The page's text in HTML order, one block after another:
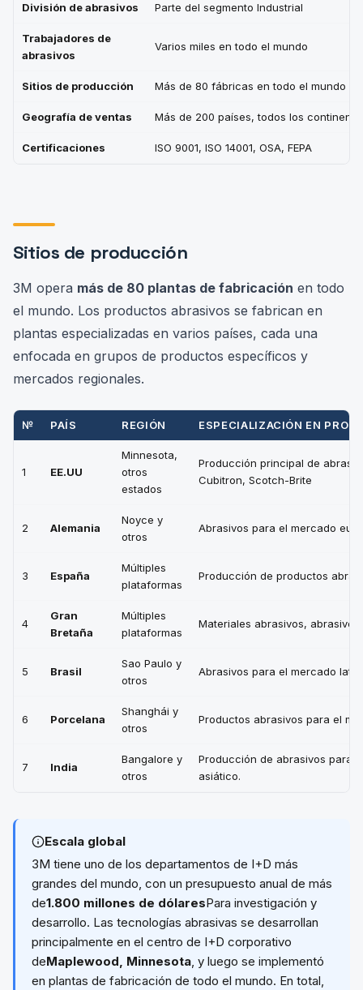
División de abrasivos Parte del segmento Industrial
Trabajadores de
abrasivos
Varios miles en todo el mundo
Sitios de producción Más de 80 fábricas en todo el mundo
Geografía de ventas Más de 200 países, todos los
Certificaciones ISO 9001, ISO 14001, OSA, FEPA
Sitios de producción
3M opera más de 80 plantas de fabricación en todo
el mundo. Los productos abrasivos se fabrican en
plantas especializadas en varios países, cada una
enfocada en grupos de productos específicos y
mercados regionales.
№ PAÍS REGIÓN ESPECIALIZACIÓN EN
1 EE.UU
Minnesota,
otros
estados
Producción principal de
Cubitron, Scotch-Brite
2 Alemania
Noyce y
otros
Abrasivos para el mercado
3 España
Múltiples
plataformas
Producción de productos
4
Gran
Bretaña
Múltiples
plataformas
Materiales abrasivos, abrasivos
5 Brasil
Sao Paulo y
otros
Abrasivos para el mercado
6 Porcelana
Shanghái y
otros
Productos abrasivos para el
7 India
Bangalore y
otros
Producción de abrasivos para
asiático.
Escala global
3M tiene uno de los departamentos de I+D más
grandes del mundo, con un presupuesto anual de más
de1.800 millones de dólaresPara investigación y
desarrollo. Las tecnologías abrasivas se desarrollan
principalmente en el centro de I+D corporativo
deMaplewood, Minnesota , y luego se implementó
en plantas de fabricación de todo el mundo. En total,